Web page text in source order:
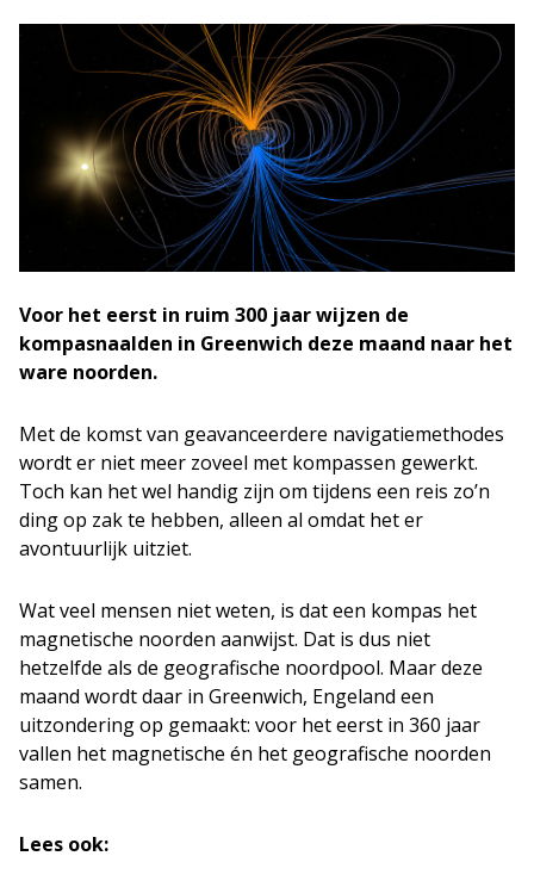
Voor het eerst in ruim 300 jaar wijzen de
kompasnaalden in Greenwich deze maand naar het
ware noorden.
Met de komst van geavanceerdere navigatiemethodes
wordt er niet meer zoveel met kompassen gewerkt.
Toch kan het wel handig zijn om tijdens een reis zo’n
ding op zak te hebben, alleen al omdat het er
avontuurlijk uitziet.
Wat veel mensen niet weten, is dat een kompas het
magnetische noorden aanwijst. Dat is dus niet
hetzelfde als de geografische noordpool. Maar deze
maand wordt daar in Greenwich, Engeland een
uitzondering op gemaakt: voor het eerst in 360 jaar
vallen het magnetische én het geografische noorden
samen.
Lees ook: